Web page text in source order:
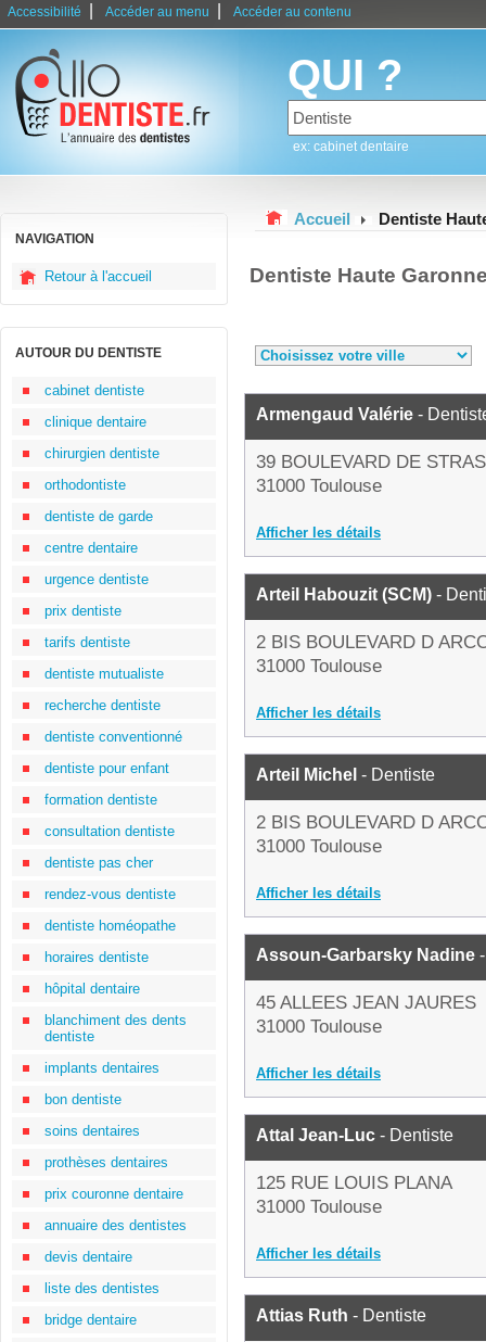
Accessibilité Accéder au menu Accéder au contenu
QUI ?
ex: cabinet dentaire
NAVIGATION
Retour à l'accueil
AUTOUR DU DENTISTE
cabinet dentiste
clinique dentaire
chirurgien dentiste
orthodontiste
dentiste de garde
centre dentaire
urgence dentiste
prix dentiste
tarifs dentiste
dentiste mutualiste
recherche dentiste
dentiste conventionné
dentiste pour enfant
formation dentiste
consultation dentiste
dentiste pas cher
rendez-vous dentiste
dentiste homéopathe
horaires dentiste
hôpital dentaire
blanchiment des dents
dentiste
implants dentaires
bon dentiste
soins dentaires
prothèses dentaires
prix couronne dentaire
annuaire des dentistes
devis dentaire
liste des dentistes
bridge dentaire
Accueil Dentiste
Dentiste Haute
Armengaud Valérie -
39 BOULEVARD DE
31000 Toulouse
Afficher les détails
Arteil Habouzit (SCM) -
2 BIS BOULEVARD D
31000 Toulouse
Afficher les détails
Arteil Michel - Dentiste
2 BIS BOULEVARD D
31000 Toulouse
Afficher les détails
Assoun-Garbarsky Nadine
45 ALLEES JEAN JAURES
31000 Toulouse
Afficher les détails
Attal Jean-Luc - Dentiste
125 RUE LOUIS PLANA
31000 Toulouse
Afficher les détails
Attias Ruth - Dentiste